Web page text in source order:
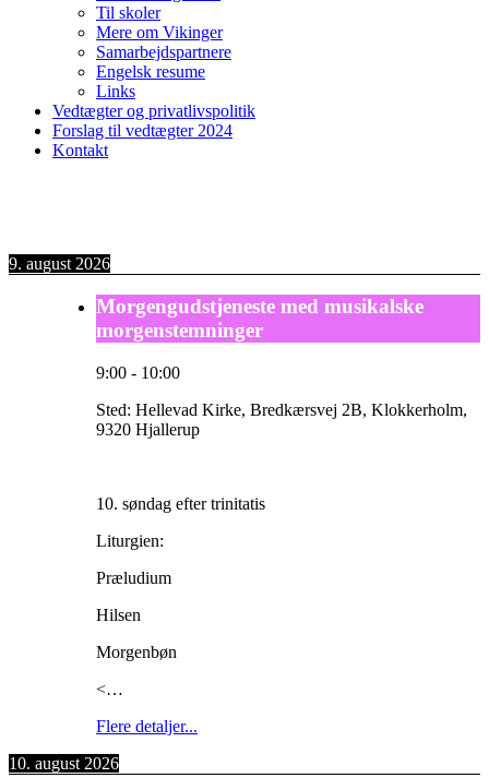
Til skoler
Mere om Vikinger
Samarbejdspartnere
Engelsk resume
Links
Vedtægter og privatlivspolitik
Forslag til vedtægter 2024
Kontakt
9. august 2026
Morgengudstjeneste med musikalske
morgenstemninger
9:00 - 10:00
Sted: Hellevad Kirke, Bredkærsvej 2B, Klokkerholm,
9320 Hjallerup
10. søndag efter trinitatis
Liturgien:
Præludium
Hilsen
Morgenbøn
<…
Flere detaljer...
10. august 2026